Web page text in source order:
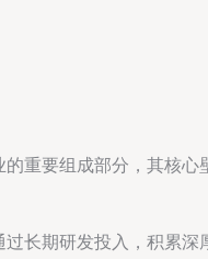
重要组成部分，其核心
长期研发投入，积累深